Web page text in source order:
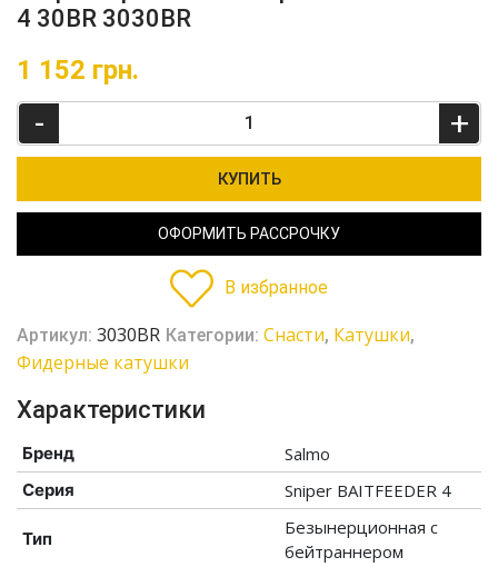
4 30BR 3030BR
1 152 грн.
- +
КУПИТЬ
ОФОРМИТЬ РАССРОЧКУ
В избранное
Артикул: 3030BR Категории: Cнасти, Катушки,
Фидерные катушки
Характеристики
Бренд Salmo
Серия Sniper BAITFEEDER 4
Тип
Безынерционная с
бейтраннером